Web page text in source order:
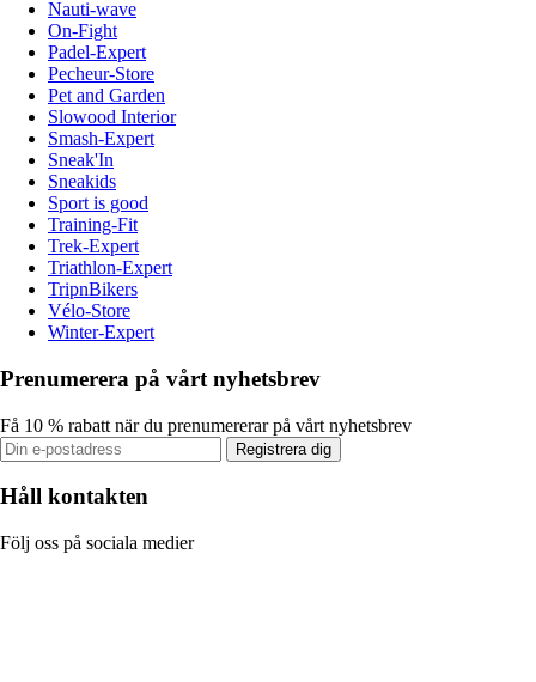
Nauti-wave
On-Fight
Padel-Expert
Pecheur-Store
Pet and Garden
Slowood Interior
Smash-Expert
Sneak'In
Sneakids
Sport is good
Training-Fit
Trek-Expert
Triathlon-Expert
TripnBikers
Vélo-Store
Winter-Expert
Prenumerera på vårt nyhetsbrev
Få 10 % rabatt när du prenumererar på vårt nyhetsbrev
Registrera dig
Håll kontakten
Följ oss på sociala medier